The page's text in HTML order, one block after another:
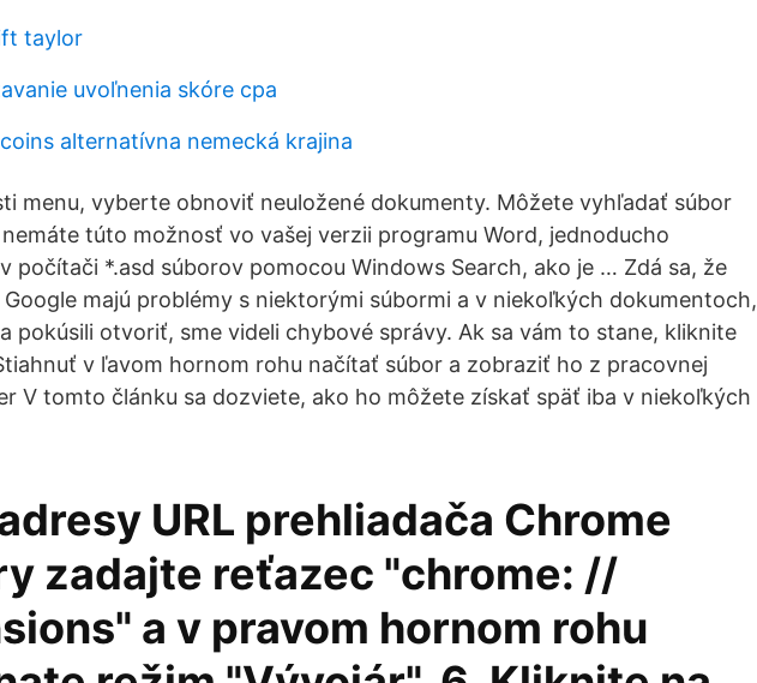
taylor
uvoľnenia skóre cpa
alternatívna nemecká krajina
menu, vyberte obnoviť neuložené dokumenty. Môžete vyhľadať súbor
túto možnosť vo vašej verzii programu Word, jednoducho
počítači *.asd súborov pomocou Windows Search, ako je … Zdá sa, že
majú problémy s niektorými súbormi a v niekoľkých dokumentoch,
pokúsili otvoriť, sme videli chybové správy. Ak sa vám to stane, kliknite
v ľavom hornom rohu načítať súbor a zobraziť ho z pracovnej
V tomto článku sa dozviete, ako ho môžete získať späť iba v niekoľkých
URL prehliadača Chrome
zadajte reťazec "chrome: //
a v pravom hornom rohu